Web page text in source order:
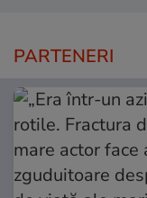
PARTENERI